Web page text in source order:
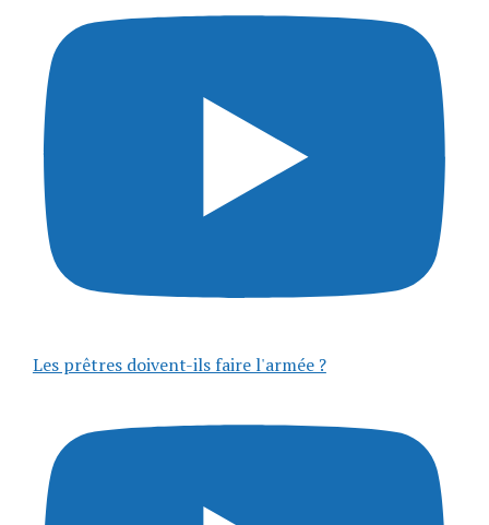
Les prêtres doivent-ils faire l'armée ?